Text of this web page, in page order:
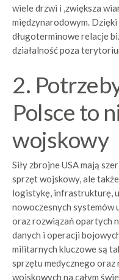
wiele drzwi i ,zwiększa
międzynarodowym.
długoterminowe relacje
działalność poza
2.
Polsce to
wojskowy
Siły zbrojne USA mają
sprzęt wojskowy, ale
logistykę, infrastrukturę,
nowoczesnych systemów
oraz rozwiązań opartych
danych i operacji
militarnych kluczowe są
sprzętu medycznego
wojskowych na całym